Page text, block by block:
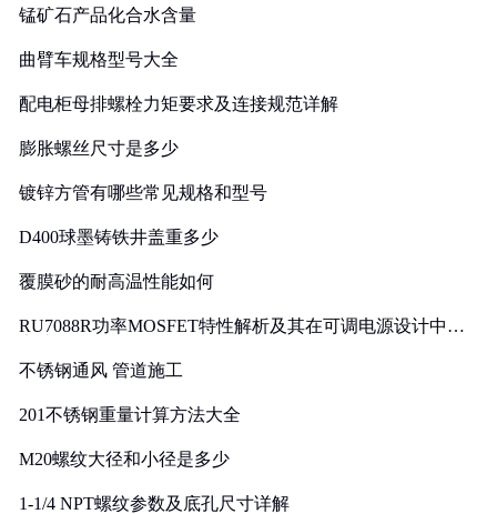
锰矿石产品化合水含量
曲臂车规格型号大全
配电柜母排螺栓力矩要求及连接规范详解
膨胀螺丝尺寸是多少
镀锌方管有哪些常见规格和型号
D400球墨铸铁井盖重多少
覆膜砂的耐高温性能如何
RU7088R功率MOSFET特性解析及其在可调电源设计中的
不锈钢通风 管道施工
201不锈钢重量计算方法大全
M20螺纹大径和小径是多少
1-1/4 NPT螺纹参数及底孔尺寸详解